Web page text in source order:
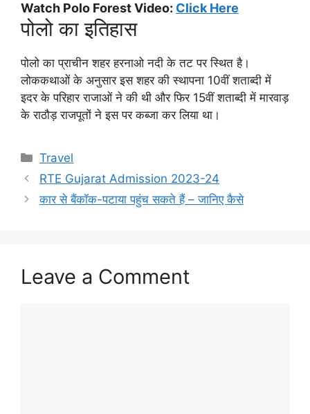
Watch Polo Forest Video: Click Here
पोलो का इतिहास
पोलो का प्राचीन शहर हरनाओ नदी के तट पर स्थित है।
लोककथाओं के अनुसार इस शहर की स्थापना 10वीं शताब्दी में
इदर के परिहार राजाओं ने की थी और फिर 15वीं शताब्दी में मारवाड़
के राठौड़ राजपूतों ने इस पर कब्जा कर लिया था।
Categories
Travel
RTE Gujarat Admission 2023-24
कार से बैंकॉक-पटाया पहुंच सकते हैं – जानिए कैसे
Leave a Comment